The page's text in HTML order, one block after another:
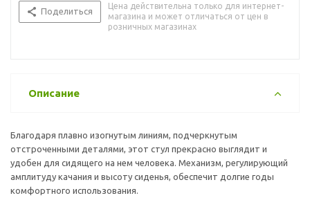
Поделиться
Цена действительна только для интернет-
магазина и может отличаться от цен в
розничных магазинах
Описание
Благодаря плавно изогнутым линиям, подчеркнутым
отстроченными деталями, этот стул прекрасно выглядит и
удобен для сидящего на нем человека. Механизм, регулирующий
амплитуду качания и высоту сиденья, обеспечит долгие годы
комфортного использования.